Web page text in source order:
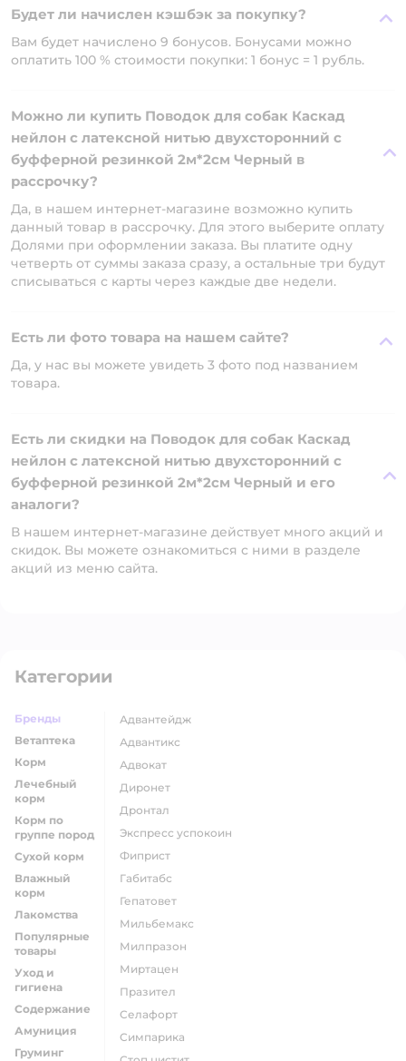
Будет ли начислен кэшбэк за покупку?
Вам будет начислено 9 бонусов. Бонусами можно
оплатить 100 % стоимости покупки: 1 бонус = 1 рубль.
Можно ли купить Поводок для собак Каскад
нейлон с латексной нитью двухсторонний с
буфферной резинкой 2м*2см Черный в
рассрочку?
Да, в нашем интернет-магазине возможно купить
данный товар в рассрочку. Для этого выберите оплату
Долями при оформлении заказа. Вы платите одну
четверть от суммы заказа сразу, а остальные три будут
списываться с карты через каждые две недели.
Есть ли фото товара на нашем сайте?
Да, у нас вы можете увидеть 3 фото под названием
товара.
Есть ли скидки на Поводок для собак Каскад
нейлон с латексной нитью двухсторонний с
буфферной резинкой 2м*2см Черный и его
аналоги?
В нашем интернет-магазине действует много акций и
скидок. Вы можете ознакомиться с ними в разделе
акций из меню сайта.
Категории
Бренды
Ветаптека
Корм
Лечебный
корм
Корм по
группе пород
Сухой корм
Влажный
корм
Лакомства
Популярные
товары
Уход и
гигиена
Содержание
Амуниция
Груминг
адвантейдж
адвантикс
адвокат
диронет
дронтал
экспресс успокоин
фиприст
габитабс
гепатовет
мильбемакс
милпразон
миртацен
празител
селафорт
симпарика